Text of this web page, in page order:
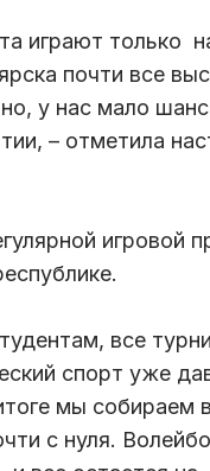
играют только
почти все
у нас мало
– отметила
игровой
все
спорт уже
мы собираем в
с нуля.